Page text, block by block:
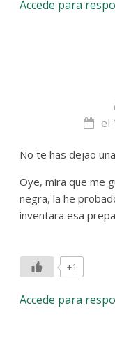
Accede para
el
No te has dejao
Oye, mira que me
negra, la he
inventara esa
+1
Accede para